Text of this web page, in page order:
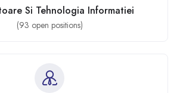
Si Tehnologia Informatiei
(93 open positions)